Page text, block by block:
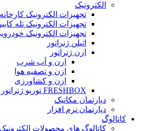
الکترونیک
تجهیزات الکترونیک
تجهیزات الکترونیک تله
تجهیزات الکترونیک
اتیلن ژنراتور
ازن ژنراتور
ازن و آب شرب
ازن و تصفیه هوا
ازن و کشاورزی
FRESHBOX توربو ژنراتور
دپارتمان مکانیک
دپارتمان نرم افزار
کاتالوگ
کاتالوگ های محصولات الکترونیک